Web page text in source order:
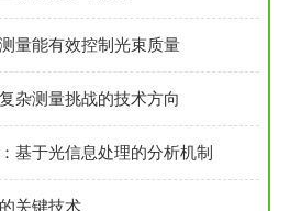
量能有效控制光束质量
杂测量挑战的技术方向
基于光信息处理的分析机制
关键技术